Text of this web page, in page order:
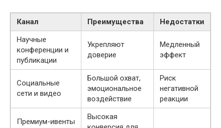
Канал Преимущества
Недостатки
Научные
конференции и
публикации
Укрепляют
доверие
Медленный
эффект
Социальные
сети и видео
Большой охват,
эмоциональное
воздействие
Риск
негативной
реакции
Премиум-ивенты
Высокая